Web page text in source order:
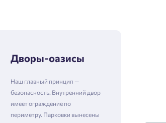
Дворы-оазисы
Наш главный принцип —
безопасность. Внутренний двор
имеет ограждение по
периметру. Парковки вынесены